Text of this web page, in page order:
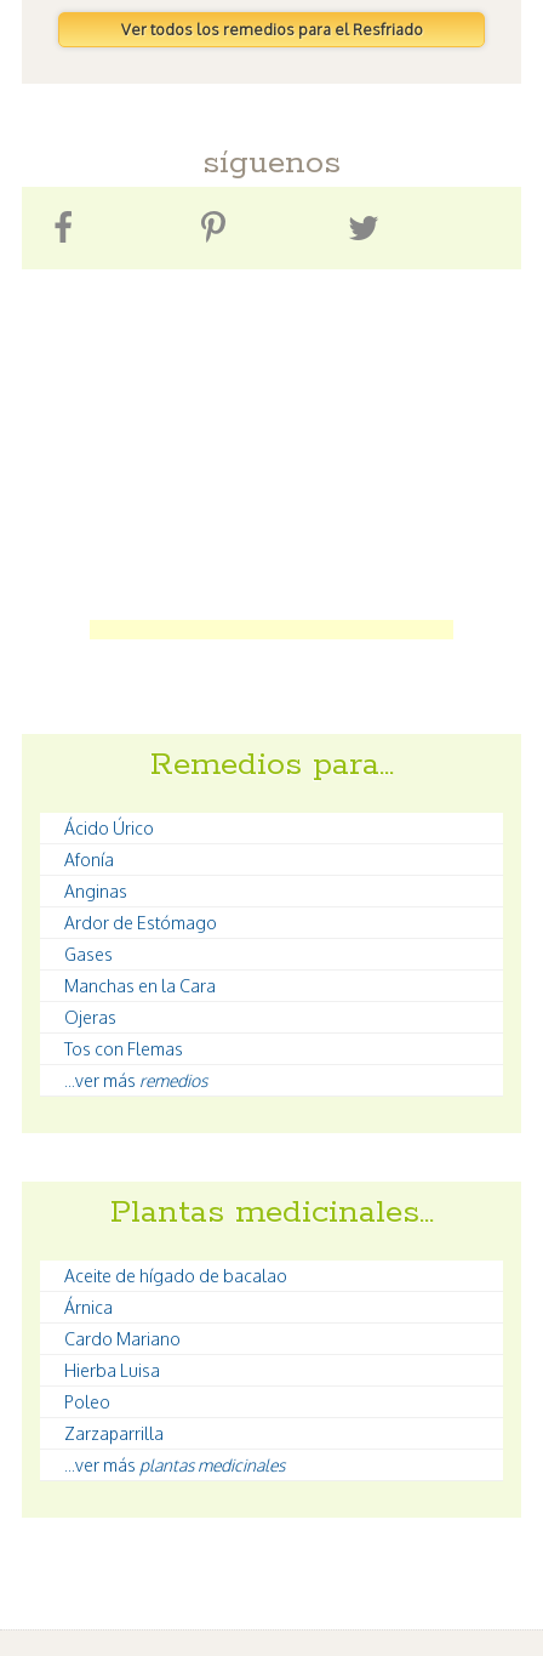
Ver todos los remedios para el Resfriado
síguenos
Remedios para…
Ácido Úrico
Afonía
Anginas
Ardor de Estómago
Gases
Manchas en la Cara
Ojeras
Tos con Flemas
...ver más remedios
Plantas medicinales…
Aceite de hígado de bacalao
Árnica
Cardo Mariano
Hierba Luisa
Poleo
Zarzaparrilla
...ver más plantas medicinales